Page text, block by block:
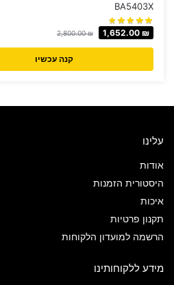
BA5403X
2,800.00₪ 1,652.00 ₪
קנה עכשיו
עלינו
אודות
היסטורית הזמנות
איכות
תקנון פרטיות
הרשמה למועדון הלקוחות
מידע ללקוחותינו